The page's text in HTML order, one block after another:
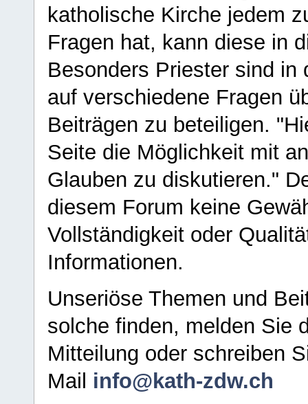
katholische Kirche jedem
Fragen hat, kann diese in
Besonders Priester sind in
auf verschiedene Fragen
Beiträgen zu beteiligen.
Seite die Möglichkeit mit
Glauben zu diskutieren."
diesem Forum keine
Vollständigkeit oder
Informationen.
Unseriöse Themen und
solche finden, melden Sie
Mitteilung oder schreiben
Mail info@kath-zdw.ch